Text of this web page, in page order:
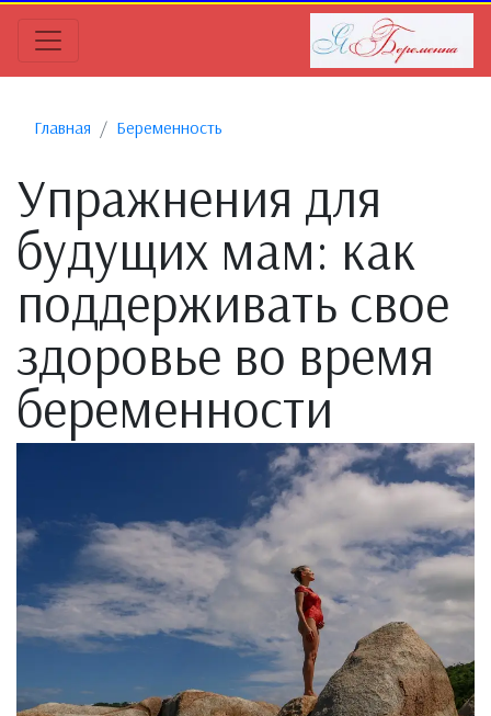
Главная Беременность
Упражнения для
будущих мам: как
поддерживать свое
здоровье во время
беременности